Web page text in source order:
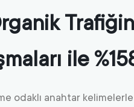
ile
odaklı anahtar